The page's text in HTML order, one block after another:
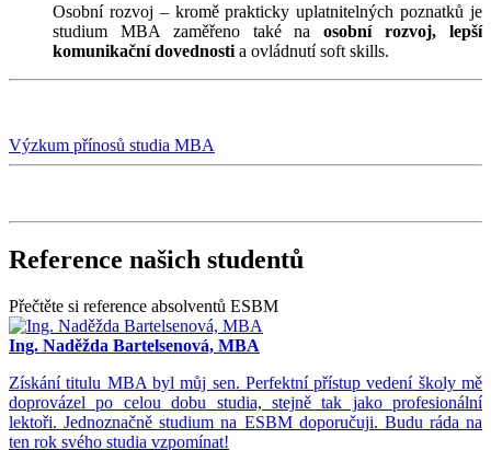
Osobní rozvoj – kromě prakticky uplatnitelných poznatků je
studium MBA zaměřeno také naosobní rozvoj, lepší
komunikační dovednosti a ovládnutí soft skills.
Výzkum přínosů studia MBA
Reference našich studentů
Přečtěte si reference absolventů ESBM
Ing. Naděžda Bartelsenová, MBA
Získání titulu MBA byl můj sen. Perfektní přístup vedení školy mě
doprovázel po celou dobu studia, stejně tak jako profesionální
lektoři. Jednoznačně studium na ESBM doporučuji. Budu ráda na
ten rok svého studia vzpomínat!